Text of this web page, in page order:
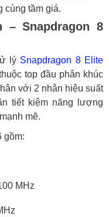
cùng tầm giá.
Snapdragon 8
lý Snapdragon 8 Elite
top đầu phân khúc
với 2 nhân hiệu suất
tiết kiệm năng lượng
mẽ.
gồm:
MHz